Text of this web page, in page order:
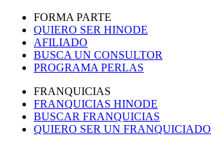
FORMA PARTE
QUIERO SER HINODE
AFILIADO
BUSCA UN CONSULTOR
PROGRAMA PERLAS
FRANQUICIAS
FRANQUICIAS HINODE
BUSCAR FRANQUICIAS
QUIERO SER UN FRANQUICIADO